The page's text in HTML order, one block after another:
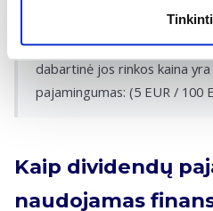
Tinkinti
Įmonė išmoka 5 EUR
dabartinė jos rinkos kaina yra
pajamingumas: (5 EUR / 100
Kaip dividendų
naudojamas